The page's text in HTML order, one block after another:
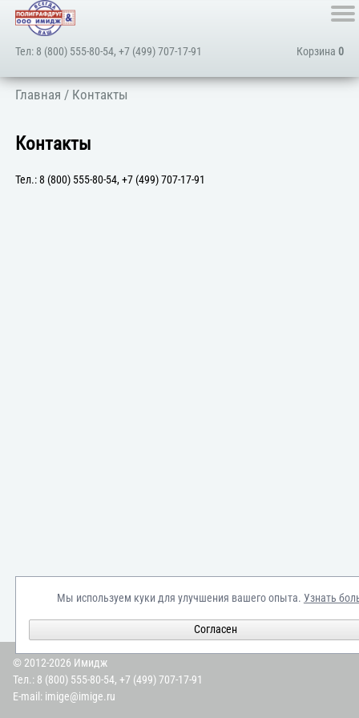
Корзина 0
Тел: 8 (800) 555-80-54,+7 (499) 707-17-91
Главная / Контакты
Контакты
Тел.:8 (800) 555-80-54,+7 (499) 707-17-91
Мы используем куки для улучшения вашего опыта. Узнать
Согласен
© 2012-2026 Имидж
Тел.: 8 (800) 555-80-54, +7 (499) 707-17-91
E-mail: imige@imige.ru